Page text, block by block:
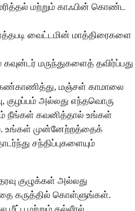
மற்றும் காஃபின் கொண்ட
வைட்டமின் மாத்திரைகளை
மருந்துகளைத் தவிர்ப்பது
மஞ்சள் காமாலை
குழப்பம் அல்லது எந்தவொரு
நீங்கள் கவனித்தால் உங்கள்
உங்கள் முன்னேற்றத்தைக்
சந்திப்புகளையும்
குழுக்கள் அல்லது
கருத்தில் கொள்ளுங்கள்.